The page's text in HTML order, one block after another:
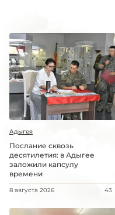
Адыгея
Послание сквозь
десятилетия: в Адыгее
заложили капсулу
времени
8 августа 2026 43